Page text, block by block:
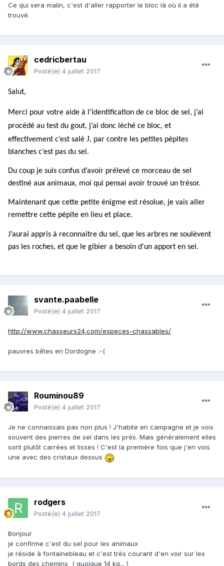
Ce qui sera malin, c'est d'aller rapporter le bloc là où il a été
trouvé.
cedricbertau
Posté(e) 4 juillet 2017
Salut,
Merci pour votre aide à l’identification de ce bloc de sel, j’ai
procédé au test du gout, j’ai donc léché ce bloc, et
effectivement c’est salé J, par contre les petites pépites
blanches c’est pas du sel.
Du coup je suis confus d’avoir prélevé ce morceau de sel
destiné aux animaux, moi qui pensai avoir trouvé un trésor.
Maintenant que cette petite énigme est résolue, je vais aller
remettre cette pépite en lieu et place.
J’aurai appris à reconnaitre du sel, que les arbres ne soulèvent
pas les roches, et que le gibier a besoin d'un apport en sel.
svante.paabelle
Posté(e) 4 juillet 2017
http://www.chasseurs24.com/especes-chassables/
pauvres bêtes en Dordogne :-(
Rouminou89
Posté(e) 4 juillet 2017
Je ne connaissais pas non plus ! J'habite en campagne et je vois
souvent des pierres de sel dans les prés. Mais généralement elles
sont plutôt carrées et lisses ! C'est la première fois que j'en vois
une avec des cristaux dessus
rodgers
Posté(e) 4 juillet 2017
Bonjour
je confirme c'est du sel pour les animaux
je réside à fontainebleau et c'est très courant d'en voir sur les
bords des chemins ( quoique 14 kg... )